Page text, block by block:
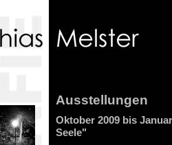
Ausstellungen
Oktober 2009 bis
Seele"